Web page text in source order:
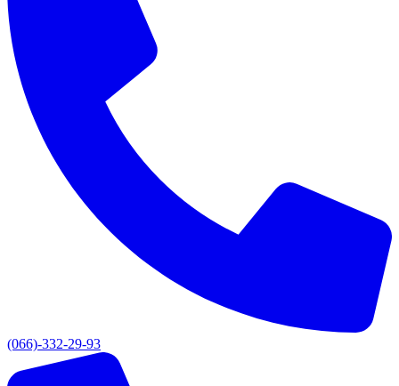
(066)-332-29-93